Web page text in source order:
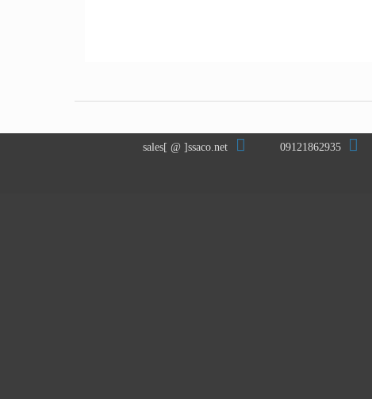
09121862935
sales[ @ ]ssaco.net